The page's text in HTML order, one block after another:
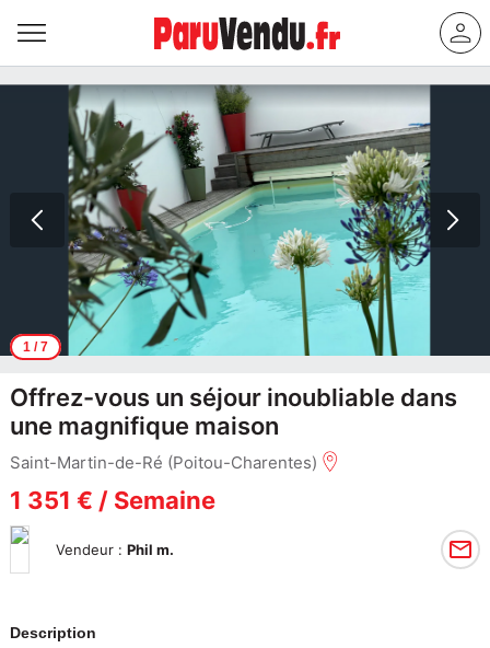
1/ 7
Offrez-vous un séjour inoubliable dans
une magnifique maison
Saint-Martin-de-Ré (Poitou-Charentes)
1 351 € / Semaine
Vendeur : Phil m.
Description